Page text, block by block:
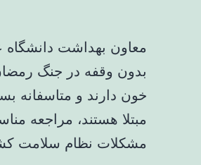
معاون بهداشت دانشگاه
خون دارند و متاسفانه
مبتلا هستند، مراجعه
مشکلات نظام سلامت